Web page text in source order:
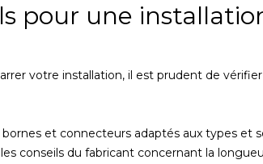
pour une
votre installation, il est prudent de
bornes et connecteurs adaptés aux types et
conseils du fabricant concernant la